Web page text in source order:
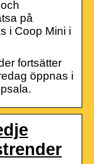
på
i Coop Mini i
fortsätter
öppnas i